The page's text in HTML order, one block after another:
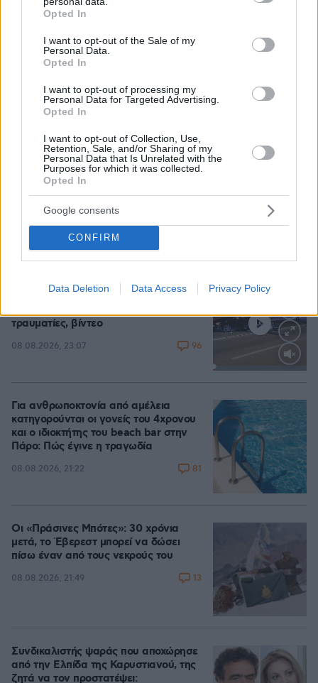
grant or deny consent to Google and its third-party tags to
use your data for below specified purposes in below Google
consent section.
Opted In
I want to opt-out of the Sale of my
Personal Data.
Opted In
I want to opt-out of processing my
Personal Data for Targeted Advertising.
Opted In
I want to opt-out of Collection, Use,
Retention, Sale, and/or Sharing of my
Personal Data that Is Unrelated with the
Purposes for which it was collected.
Opted In
Google consents
CONFIRM
Data Deletion Data Access Privacy Policy
Εγκαταλείπει το κόμμα Καρυστιανού και ο
επιχειρηματίας Νίκος Μπρουτζάκης: Καταγγέλλει
κλειστή κάστα, «λένε προδότες και πληρωμένους
όσους αποχωρούν»
08.08.2026, 18:48
Σοβαρό τροχαίο από αναστροφή ΙΧ
στην Αθηνών-Σουνίου: Συγκρούστηκε
τραυματίες, βίντεο
08.08.2026, 23:07 96
Για ανθρωποκτονία από αμέλεια
κατηγορούνται οι γονείς του 4χρονου
και ο ιδιοκτήτης του beach bar στην
Πάρο: Πώς έγινε η τραγωδία
08.08.2026, 21:22 81
Οι «Πράσινες Μπότες»: 30 χρόνια
μετά, το Έβερεστ μπορεί να δώσει
πίσω έναν από τους νεκρούς του
08.08.2026, 21:49 13
Συνδικαλιστής ψαράς που αποχώρησε
από την Ελπίδα της Καρυστιανού, της
ζητά να τον προστατέψει: